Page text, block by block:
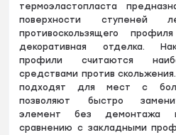
термоэластопласта
поверхности ступеней
противоскользящего
декоративная отделка.
профили считаются
средствами против
подходят для мест с
позволяют быстро
элемент без демонтажа
сравнению с закладными